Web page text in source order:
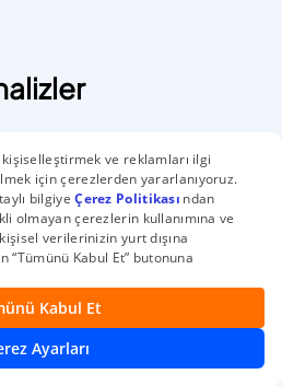
Teknik Bülten Aylık Teknik
Direnç Tablosu ve
- 06.08.2026